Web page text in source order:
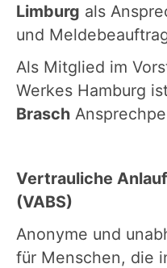
Limburg als
und
Als Mitglied im
Werkes Hamburg
Brasch
Vertrauliche
(VABS)
Anonyme und
für Menschen, die